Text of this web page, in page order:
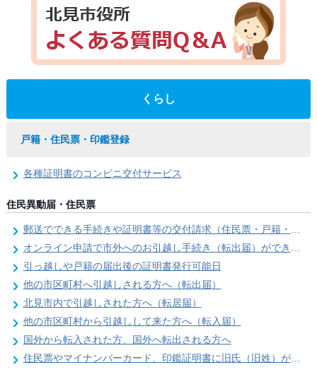
くらし
戸籍・住民票・印鑑登録
各種証明書のコンビニ交付サービス
住民異動届・住民票
郵送でできる手続きや証明書等の交付請求（住民票・戸籍・国民年金関係）
オンライン申請で市外へのお引越し手続き（転出届）ができます
引っ越しや戸籍の届出後の証明書発行可能日
他の市区町村へ引越しされる方へ（転出届）
北見市内で引越しされた方へ（転居届）
他の市区町村から引越しして来た方へ（転入届）
国外から転入された方、国外へ転出される方へ
住民票やマイナンバーカード、印鑑証明書に旧氏（旧姓）が併記できるようになりました！